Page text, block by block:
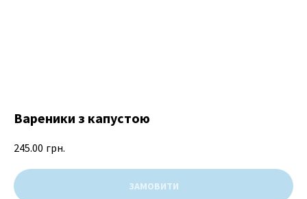
Вареники з капустою
245.00 грн.
ЗАМОВИТИ